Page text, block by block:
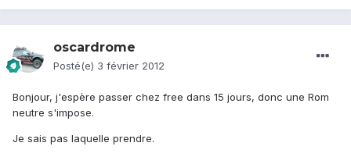
oscardrome
Posté(e) 3 février 2012
Bonjour, j'espère passer chez free dans 15 jours, donc une Rom
neutre s'impose.
Je sais pas laquelle prendre.